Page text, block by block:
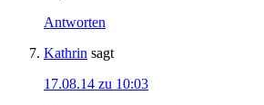
Antworten
Kathrin sagt
17.08.14 zu 10:03